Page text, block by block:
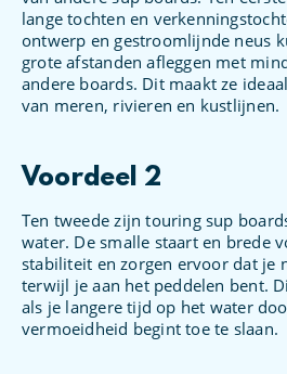
lange tochten en
ontwerp en gestroomlijnde neus
grote afstanden afleggen met
andere boards. Dit maakt ze
van meren, rivieren en kustlijnen.
Voordeel 2
Ten tweede zijn touring sup
water. De smalle staart en brede
stabiliteit en zorgen ervoor dat je
terwijl je aan het peddelen bent.
als je langere tijd op het water
vermoeidheid begint toe te slaan.